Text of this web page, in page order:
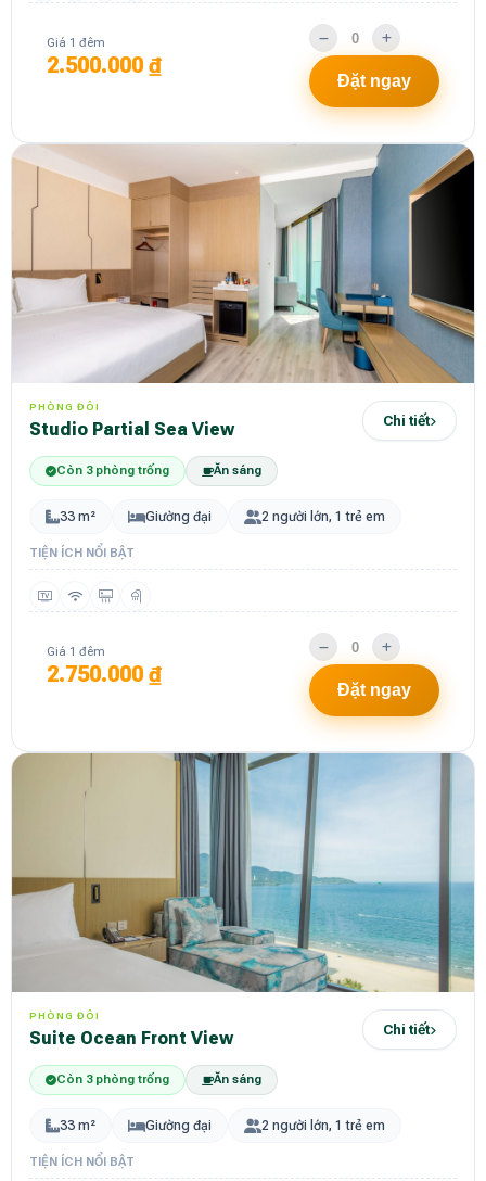
Giá 1 đêm
2.500.000 ₫
Đặt ngay
PHÒNG ĐÔI
Studio Partial Sea View Chi tiết
Còn 3 phòng trống Ăn sáng
33 m² Giường đại 2 người lớn, 1 trẻ em
TIỆN ÍCH NỔI BẬT
Giá 1 đêm
2.750.000 ₫
Đặt ngay
PHÒNG ĐÔI
Suite Ocean Front View Chi tiết
Còn 3 phòng trống Ăn sáng
33 m² Giường đại 2 người lớn, 1 trẻ em
TIỆN ÍCH NỔI BẬT